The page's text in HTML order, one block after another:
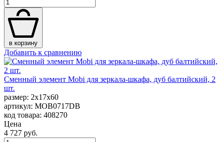
в корзину
Добавить к сравнению
Сменный элемент Mobi для зеркала-шкафа, дуб балтийский, 2
шт.
размер: 2x17x60
артикул: MOB0717DB
код товара: 408270
Цена
4 727 руб.